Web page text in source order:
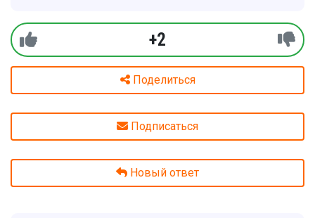
+2
Поделиться
Подписаться
Новый ответ